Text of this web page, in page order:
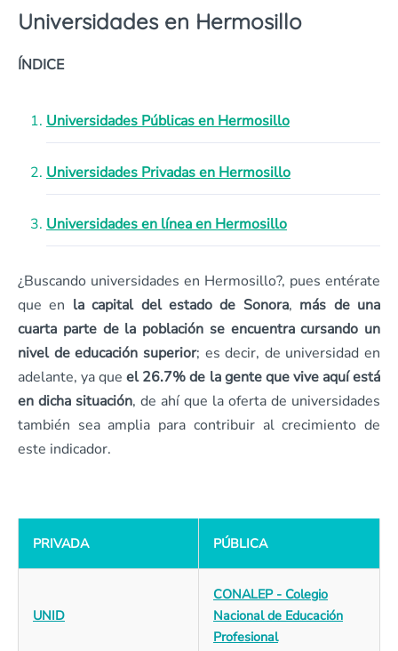
Universidades en Hermosillo
ÍNDICE
Universidades Públicas en Hermosillo
Universidades Privadas en Hermosillo
Universidades en línea en Hermosillo
¿Buscando universidades en Hermosillo?, pues entérate
que en la capital del estado de Sonora, más de una
cuarta parte de la población se encuentra cursando un
nivel de educación superior; es decir, de universidad en
adelante, ya queel 26.7% de la gente que vive aquí está
en dicha situación, de ahí que la oferta de universidades
también sea amplia para contribuir al crecimiento de
este indicador.
PRIVADA PÚBLICA
UNID
CONALEP - Colegio
Nacional de Educación
Profesional